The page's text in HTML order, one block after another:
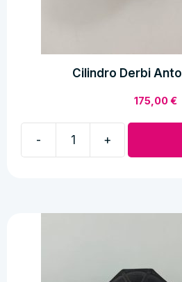
Cilindro Derbi
175,00€
-
cantidad
+